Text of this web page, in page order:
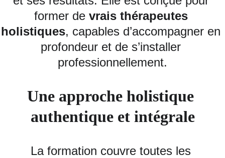
former de vrais thérapeutes
holistiques, capables d’accompagner en
profondeur et de s’installer
professionnellement.
Une approche holistique
authentique et intégrale
La formation couvre toutes les